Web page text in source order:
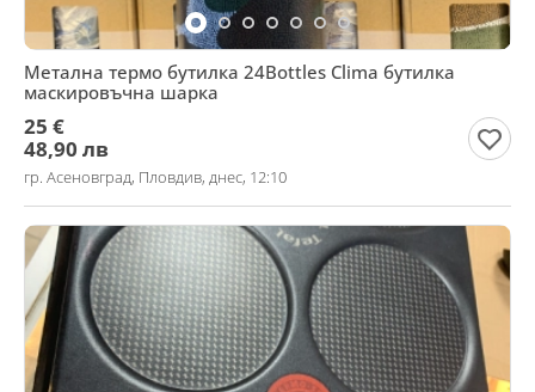
Метална термо бутилка 24Bottles Clima бутилка
маскировъчна шарка
25 €
48,90 лв
гр. Асеновград, Пловдив, днес, 12:10